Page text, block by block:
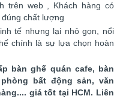
trên web , Khách hàng có
chất lượng
tế nhưng lại nhỏ gọn, nổi
chính là sự lựa chọn hoàn
bàn ghế quán cafe, bàn
bất động sản, văn
giá tốt tại HCM. Liên